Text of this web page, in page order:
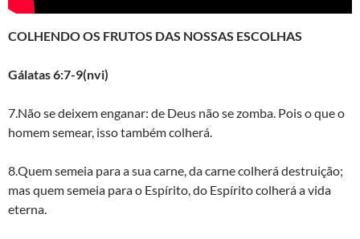
COLHENDO OS FRUTOS DAS NOSSAS ESCOLHAS
Gálatas 6:7-9(nvi)
7.Não se deixem enganar: de Deus não se zomba. Pois o que o
homem semear, isso também colherá.
8.Quem semeia para a sua carne, da carne colherá destruição;
mas quem semeia para o Espírito, do Espírito colherá a vida
eterna.